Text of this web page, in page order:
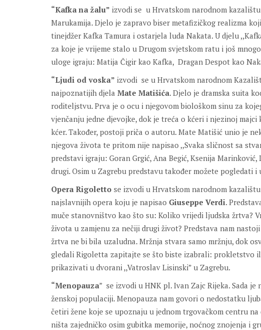
“Kafka na žalu” izvodi se u Hrvatskom narodnom
Marukamija. Djelo je zapravo biser metafizičkog realizma
tinejdžer Kafka Tamura i ostarjela luda Nakata. U djelu
za koje je vrijeme stalo u Drugom svjetskom ratu i još
uloge igraju: Matija Čigir kao Kafka, Dragan Despot kao
“Ljudi od voska” izvodi se u Hrvatskom narodnom
najpoznatijih djela Mate Matišića. Djelo je dramska suita
roditeljstvu. Prva je o ocu i njegovom biološkom sinu za
vjenčanju jedne djevojke, dok je treća o kćeri i njezinoj
kćer. Također, postoji priča o autoru. Mate Matišić unio je
njegova života te pritom nije napisao ,,Svaka sličnost sa
predstavi igraju: Goran Grgić, Ana Begić, Ksenija
drugi. Osim u Zagrebu predstavu također možete pogledati
Opera Rigoletto se izvodi u Hrvatskom narodnom
najslavnijih opera koju je napisao Giuseppe Verdi.
muče stanovništvo kao što su: Koliko vrijedi ljudska žrtva?
života u zamjenu za nečiji drugi život? Predstava nam
žrtva ne bi bila uzaludna. Mržnja stvara samo mržnju, dok
gledali Rigoletta zapitajte se što biste izabrali: prokletstvo
prikazivati u dvorani ,,Vatroslav Lisinski” u Zagrebu.
“Menopauza” se izvodi u HNK pl. Ivan Zajc Rijeka. Sada
ženskoj populaciji. Menopauza nam govori o nedostatku
četiri žene koje se upoznaju u jednom trgovačkom centru
ništa zajedničko osim gubitka memorije, noćnog znojenja i